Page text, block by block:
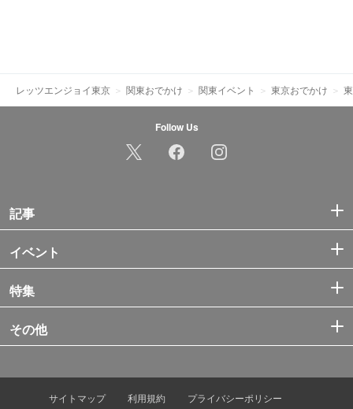
レッツエンジョイ東京 関東おでかけ 関東イベント 東京おでかけ
Follow Us
記事
イベント
特集
その他
サイトマップ 利用規約 プライバシーポリシー